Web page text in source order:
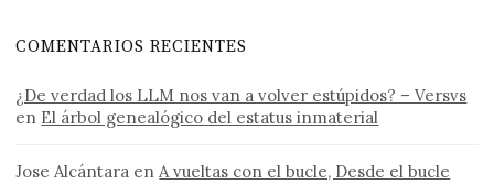
COMENTARIOS RECIENTES
¿De verdad los LLM nos van a volver estúpidos? – Versvs
en El árbol genealógico del estatus inmaterial
Jose Alcántara enA vueltas con el bucle, Desde el bucle